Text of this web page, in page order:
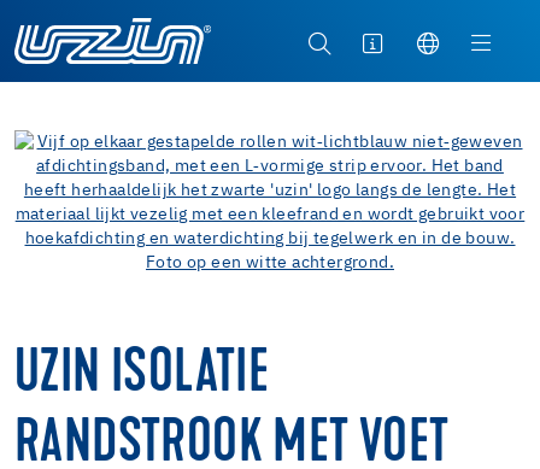
UZIN ISOLATIE
RANDSTROOK MET VOET